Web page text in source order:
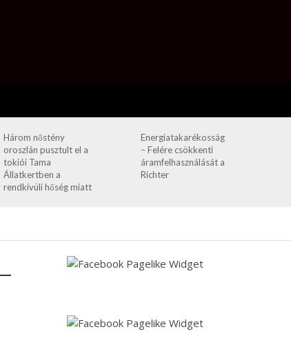
Három nőstény
oroszlán pusztult el a
tokiói Tama
Állatkertben a
rendkívüli hőség miatt
Energiatakarékosság
– Felére csökkenti
áramfelhasználását a
Richter